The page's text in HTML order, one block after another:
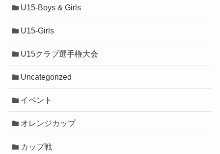
U15-Boys & Girls
U15-Girls
U15クラブ選手権大会
Uncategorized
イベント
オレンジカップ
カップ戦